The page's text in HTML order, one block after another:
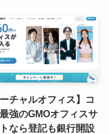
ーチャルオフィス】コ
強のGMOオフィスサ
なら登記も銀行開設